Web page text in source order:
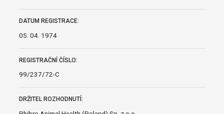
DATUM REGISTRACE:
05. 04. 1974
REGISTRAČNÍ ČÍSLO:
99/237/72-C
DRŽITEL ROZHODNUTÍ: